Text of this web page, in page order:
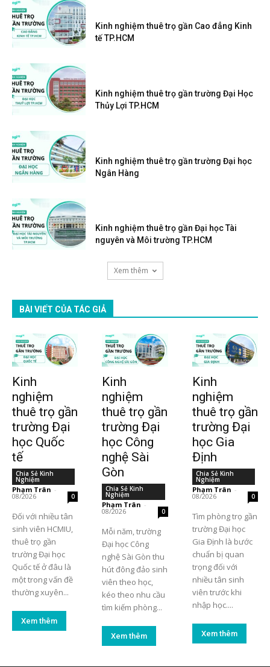
Kinh nghiệm thuê trọ gần Cao đẳng Kinh
tế TP.HCM
Kinh nghiệm thuê trọ gần trường Đại Học
Thủy Lợi TP.HCM
Kinh nghiệm thuê trọ gần trường Đại học
Ngân Hàng
Kinh nghiệm thuê trọ gần Đại học Tài
nguyên và Môi trường TP.HCM
Xem thêm
BÀI VIẾT CỦA TÁC GIẢ
Kinh
nghiệm
thuê trọ gần
trường Đại
học Quốc
tế
Chia Sẻ Kinh
Nghiệm
Phạm Trân -
08/2026 0
Đối với nhiều tân
sinh viên HCMIU,
thuê trọ gần
trường Đại học
Quốc tế ở đâu là
một trong vấn đề
thường xuyên...
Xem thêm
Kinh
nghiệm
thuê trọ gần
trường Đại
học Công
nghệ Sài
Gòn
Chia Sẻ Kinh
Nghiệm
Phạm Trân -
08/2026 0
Mỗi năm, trường
Đại học Công
nghệ Sài Gòn thu
hút đông đảo sinh
viên theo học,
kéo theo nhu cầu
tìm kiếm phòng...
Xem thêm
Kinh
nghiệm
thuê trọ gần
trường Đại
học Gia
Định
Chia Sẻ Kinh
Nghiệm
Phạm Trân -
08/2026 0
Tìm phòng trọ gần
trường Đại học
Gia Định là bước
chuẩn bị quan
trọng đối với
nhiều tân sinh
viên trước khi
nhập học....
Xem thêm